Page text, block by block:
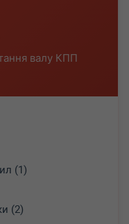
валу КПП
(1)
(2)